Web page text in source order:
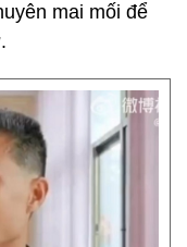
mai mối để